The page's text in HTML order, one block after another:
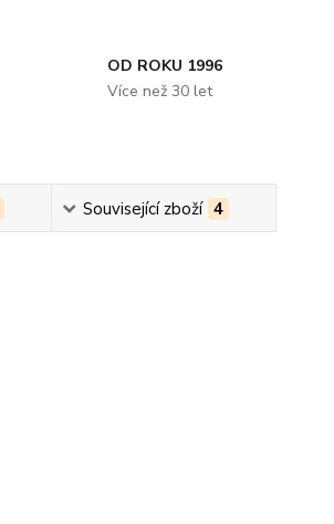
OD ROKU 1996
Více než 30 let
Související zboží 4